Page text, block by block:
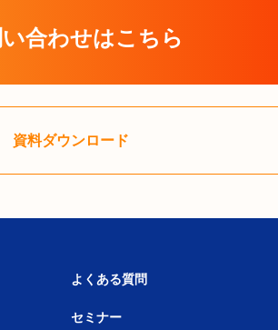
合わせはこちら
資料ダウンロード
よくある質問
セミナー